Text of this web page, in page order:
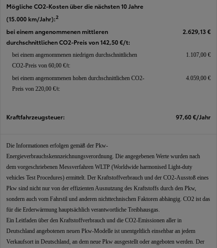
Mögliche CO2-Kosten über die nächsten 10 Jahre
(15.000 km/Jahr):2
bei einem angenommenen mittleren
durchschnittlichen CO2-Preis von 142,50 €/t:
2.629,13 €
bei einem angenommenen niedrigen durchschnittlichen
CO2-Preis von 60,00 €/t:
1.107,00 €
bei einem angenommenen hohen durchschnittlichen CO2-
Preis von 220,00 €/t:
4.059,00 €
Kraftfahrzeugsteuer: 97,60 €/Jahr
Die Informationen erfolgen gemäß der Pkw-
Energieverbrauchskennzeichnungsverordnung. Die angegebenen Werte wurden nach
dem vorgeschriebenen Messverfahren WLTP (Worldwide harmonised Light-duty
vehicles Test Procedures) ermittelt. Der Kraftstoffverbrauch und der CO2-Ausstoß eines
Pkw sind nicht nur von der effizienten Ausnutzung des Kraftstoffs durch den Pkw,
sondern auch vom Fahrstil und anderen nichttechnischen Faktoren abhängig. CO2 ist das
für die Erderwärmung hauptsächlich verantwortliche Treibhausgas.
Ein Leitfaden über den Kraftstoffverbrauch und die CO2-Emissionen aller in
Deutschland angebotenen neuen Pkw-Modelle ist unentgeltlich einsehbar an jedem
Verkaufsort in Deutschland, an dem neue Pkw ausgestellt oder angeboten werden. Der